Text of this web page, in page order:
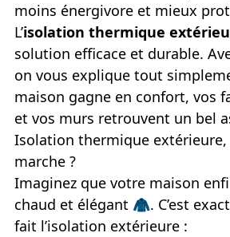
moins énergivore et mieux
L’isolation thermique
solution efficace et durable.
on vous explique tout
maison gagne en confort, vos
et vos murs retrouvent un bel
Isolation thermique
marche ?
Imaginez que votre maison
chaud et élégant 🧥. C’est
fait l’isolation extérieure :